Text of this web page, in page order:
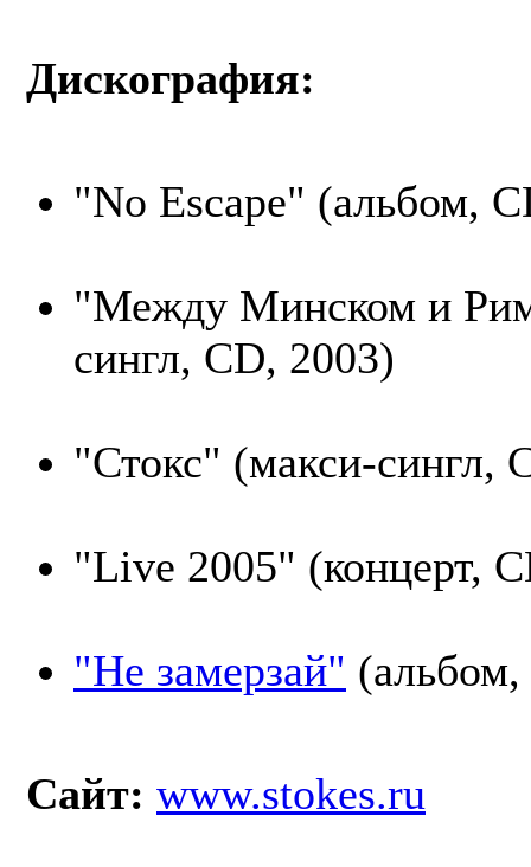
Дискография:
"No Escape" (альбом,
"Между Минском и
сингл, CD, 2003)
"Стокс" (макси-сингл,
"Live 2005" (концерт,
"Не замерзай"
Сайт: www.stokes.ru